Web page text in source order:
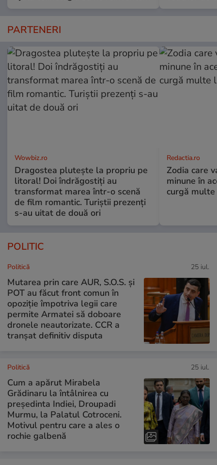
PARTENERI
Wowbiz.ro
Dragostea plutește la propriu pe
litoral! Doi îndrăgostiți au
transformat marea într-o scenă
de film romantic. Turiștii prezenți
s-au uitat de două ori
Redactia.ro
Zodia care
minune în
curgă
POLITIC
Politică 25 iul.
Mutarea prin care AUR, S.O.S. și
POT au făcut front comun în
opoziție împotriva legii care
permite Armatei să doboare
dronele neautorizate. CCR a
tranșat definitiv disputa
Politică 25 iul.
Cum a apărut Mirabela
Grădinaru la întâlnirea cu
președinta Indiei, Droupadi
Murmu, la Palatul Cotroceni.
Motivul pentru care a ales o
rochie galbenă